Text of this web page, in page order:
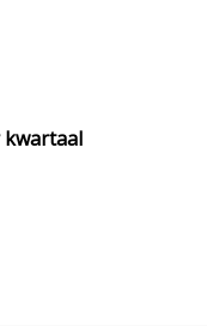
kwartaal